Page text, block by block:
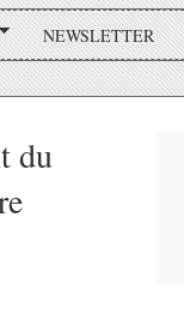
NEWSLETTER
du